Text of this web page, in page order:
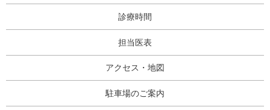
診療時間
担当医表
アクセス・地図
駐車場のご案内